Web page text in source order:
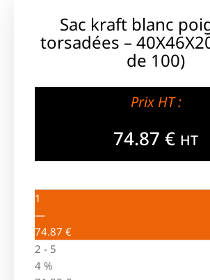
Sac kraft blanc
torsadées –
de 100)
Prix HT :
74.87 € HT
1
—
74.87 €
2 - 5
4 %